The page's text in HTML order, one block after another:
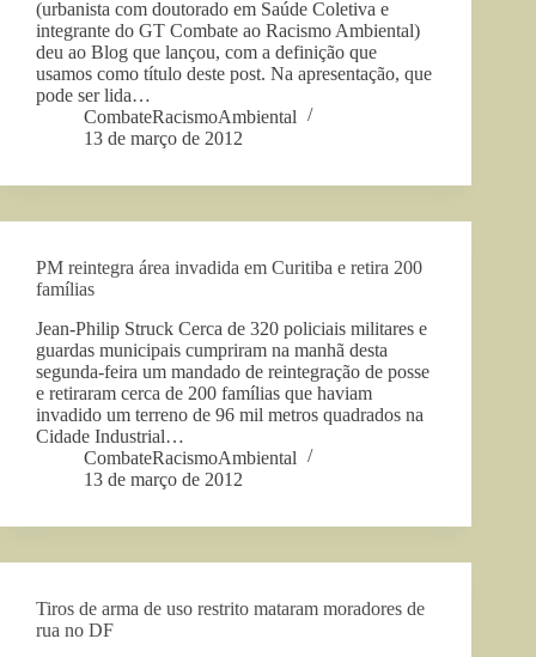
(urbanista com doutorado em Saúde Coletiva e
integrante do GT Combate ao Racismo Ambiental)
deu ao Blog que lançou, com a definição que
usamos como título deste post. Na apresentação, que
pode ser lida…
CombateRacismoAmbiental
13 de março de 2012
PM reintegra área invadida em Curitiba e retira 200
famílias
Jean-Philip Struck Cerca de 320 policiais militares e
guardas municipais cumpriram na manhã desta
segunda-feira um mandado de reintegração de posse
e retiraram cerca de 200 famílias que haviam
invadido um terreno de 96 mil metros quadrados na
Cidade Industrial…
CombateRacismoAmbiental
13 de março de 2012
Tiros de arma de uso restrito mataram moradores de
rua no DF